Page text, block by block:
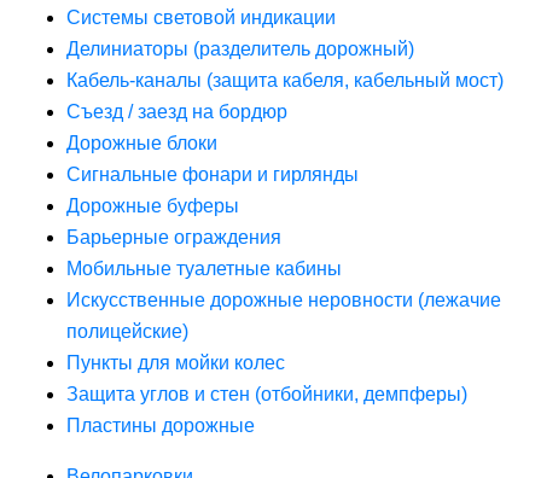
Системы световой индикации
Делиниаторы (разделитель дорожный)
Кабель-каналы (защита кабеля, кабельный мост)
Съезд / заезд на бордюр
Дорожные блоки
Сигнальные фонари и гирлянды
Дорожные буферы
Барьерные ограждения
Мобильные туалетные кабины
Искусственные дорожные неровности (лежачие
полицейские)
Пункты для мойки колес
Защита углов и стен (отбойники, демпферы)
Пластины дорожные